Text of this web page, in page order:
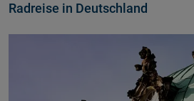
Radreise in Deutschland